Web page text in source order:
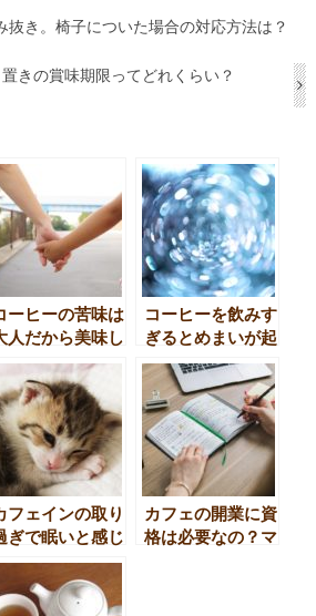
抜き。椅子についた場合の対応方法は？
きの賞味期限ってどれくらい？
ーヒーの苦味は
人だから美味し
感じられるの？
コーヒーを飲みす
ぎるとめまいが起
こるのはなぜ？
フェインの取り
ぎで眠いと感じ
ってホント？
カフェの開業に資
格は必要なの？マ